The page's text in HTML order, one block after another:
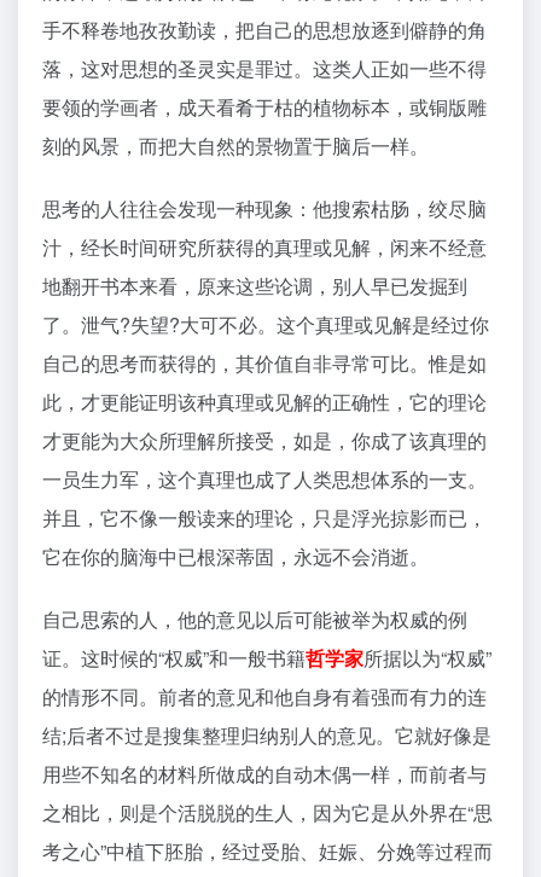
手不释卷地孜孜勤读，把自己的思想放逐到僻静的角
落，这对思想的圣灵实是罪过。这类人正如一些不得
要领的学画者，成天看肴于枯的植物标本，或铜版雕
刻的风景，而把大自然的景物置于脑后一样。
思考的人往往会发现一种现象：他搜索枯肠，绞尽脑
汁，经长时间研究所获得的真理或见解，闲来不经意
地翻开书本来看，原来这些论调，别人早已发掘到
了。泄气?失望?大可不必。这个真理或见解是经过你
自己的思考而获得的，其价值自非寻常可比。惟是如
此，才更能证明该种真理或见解的正确性，它的理论
才更能为大众所理解所接受，如是，你成了该真理的
一员生力军，这个真理也成了人类思想体系的一支。
并且，它不像一般读来的理论，只是浮光掠影而已，
它在你的脑海中已根深蒂固，永远不会消逝。
自己思索的人，他的意见以后可能被举为权威的例
证。这时候的“权威”和一般书籍哲学家所据以为“权威”
的情形不同。前者的意见和他自身有着强而有力的连
结;后者不过是搜集整理归纳别人的意见。它就好像是
用些不知名的材料所做成的自动木偶一样，而前者与
之相比，则是个活脱脱的生人，因为它是从外界在“思
考之心”中植下胚胎，经过受胎、妊娠、分娩等过程而